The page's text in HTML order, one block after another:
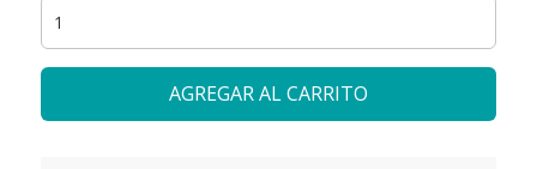
AGREGAR AL CARRITO